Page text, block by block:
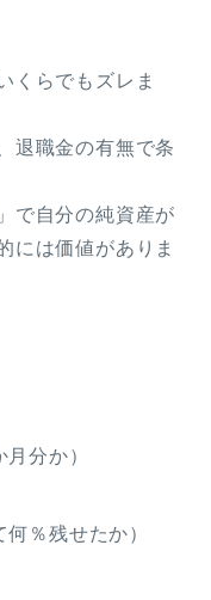
くらでもズレま
退職金の有無で条
で自分の純資産が
には価値がありま
分か）
％残せたか）